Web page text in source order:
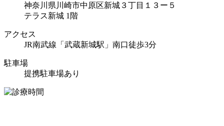
神奈川県川崎市中原区新城３丁目１３ー５
テラス新城 1階
アクセス
JR南武線「武蔵新城駅」南口徒歩3分
駐車場
提携駐車場あり